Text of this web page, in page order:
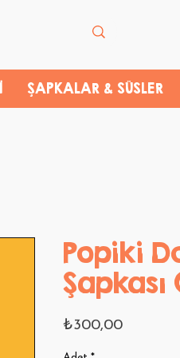
ŞAPKALAR & SÜSLER
Popiki
Şapkası
₺300,00Fiyat